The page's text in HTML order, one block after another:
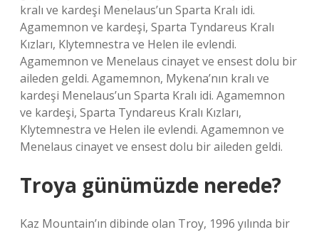
kralı ve kardeşi Menelaus’un Sparta Kralı idi.
Agamemnon ve kardeşi, Sparta Tyndareus Kralı
Kızları, Klytemnestra ve Helen ile evlendi.
Agamemnon ve Menelaus cinayet ve ensest dolu bir
aileden geldi. Agamemnon, Mykena’nın kralı ve
kardeşi Menelaus’un Sparta Kralı idi. Agamemnon
ve kardeşi, Sparta Tyndareus Kralı Kızları,
Klytemnestra ve Helen ile evlendi. Agamemnon ve
Menelaus cinayet ve ensest dolu bir aileden geldi.
Troya günümüzde nerede?
Kaz Mountain’ın dibinde olan Troy, 1996 yılında bir